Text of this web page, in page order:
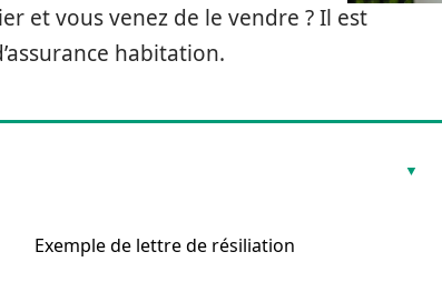
et vous venez de le vendre ? Il est
habitation.
Exemple de lettre de résiliation